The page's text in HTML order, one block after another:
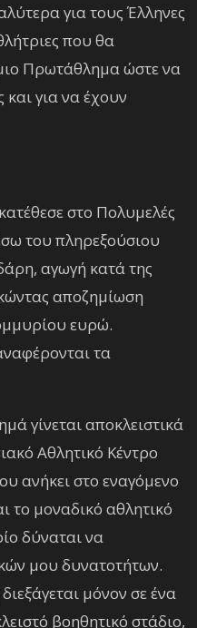
για τους Έλληνες
που θα
Πρωτάθλημα ώστε να
και για να έχουν
στο Πολυμελές
του πληρεξούσιου
αγωγή κατά της
αποζημίωση
ευρώ.
τα
γίνεται αποκλειστικά
Αθλητικό Κέντρο
ανήκει στο εναγόμενο
το μοναδικό αθλητικό
δύναται να
μου δυνατοτήτων.
μόνον σε ένα
βοηθητικό στάδιο,